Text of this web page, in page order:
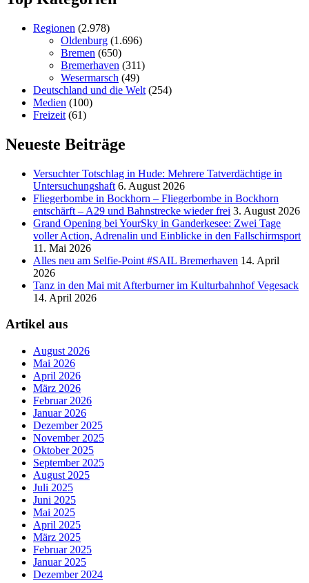
Regionen (2.978)
Oldenburg (1.696)
Bremen (650)
Bremerhaven (311)
Wesermarsch (49)
Deutschland und die Welt (254)
Medien (100)
Freizeit (61)
Neueste Beiträge
Versucht­er Totschlag in Hude: Mehrere Tatverdächtige in
Untersuchungshaft 6. August 2026
Fliegerbombe in Bockhorn – Fliegerbombe in Bockhorn
entschärft – A29 und Bahnstrecke wieder frei 3. August 2026
Grand Opening bei YourSky in Ganderkesee: Zwei Tage
voller Action, Adrenalin und Einblicke in den Fallschirmsport
11. Mai 2026
Alles neu am Selfie-Point #SAIL Bremerhaven 14. April
2026
Tanz in den Mai mit Afterburner im Kulturbahnhof Vegesack
14. April 2026
Artikel aus
August 2026
Mai 2026
April 2026
März 2026
Februar 2026
Januar 2026
Dezember 2025
November 2025
Oktober 2025
September 2025
August 2025
Juli 2025
Juni 2025
Mai 2025
April 2025
März 2025
Februar 2025
Januar 2025
Dezember 2024